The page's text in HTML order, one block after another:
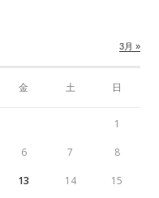
金 土 日
3月 »
1
6 7 8
13 14 15